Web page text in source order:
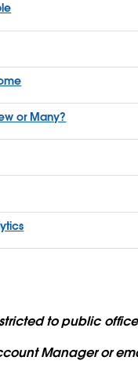
or Many?
to public
Manager or